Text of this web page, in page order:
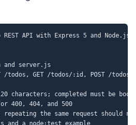
API with Express 5 and Node.js
and server.js
/todos, GET /todos/:id, POST /
characters; completed must be
400, 404, and 500
repeating the same request should